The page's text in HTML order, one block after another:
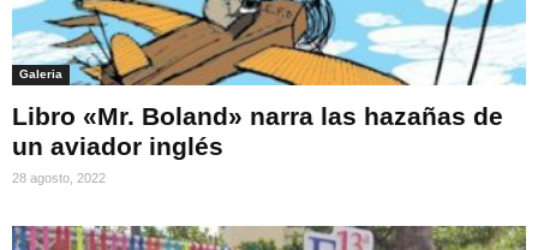
Galeria
Libro «Mr. Boland» narra las hazañas de
un aviador inglés
28 agosto, 2022